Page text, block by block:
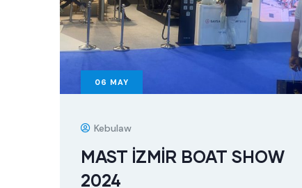
06 MAY
Kebulaw
MAST İZMİR BOAT SHOW
2024